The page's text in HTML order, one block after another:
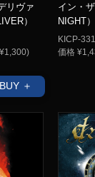
リヴァ
）
BUY ＋
イン・
NIGHT）
KICP-
価格